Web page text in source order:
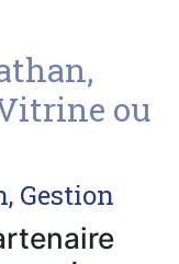
ou
Gestion